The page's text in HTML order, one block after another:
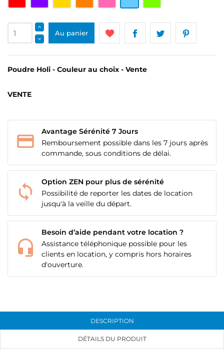
Au panier
Poudre Holi - Couleur au choix - Vente
VENTE
Avantage Sérénité 7 Jours
Remboursement possible dans les 7 jours après
commande, sous conditions de délai.
Option ZEN pour plus de sérénité
Possibilité de reporter les dates de location
jusqu'à la veille du départ.
Besoin d’aide pendant votre location ?
Assistance téléphonique possible pour les
clients en location, y compris hors horaires
d'ouverture.
DESCRIPTION
DÉTAILS DU PRODUIT
MES LISTES
add_circle_outlineCréer une nouvelle liste
CRÉER UNE LISTE D'ENVIES
NOM DE LA LISTE D'ENVIES
Annuler Créer une liste d'envies
CONNEXION
Vous devez être connecté pour ajouter des produits
à votre liste d'envies.
Annuler Connexion